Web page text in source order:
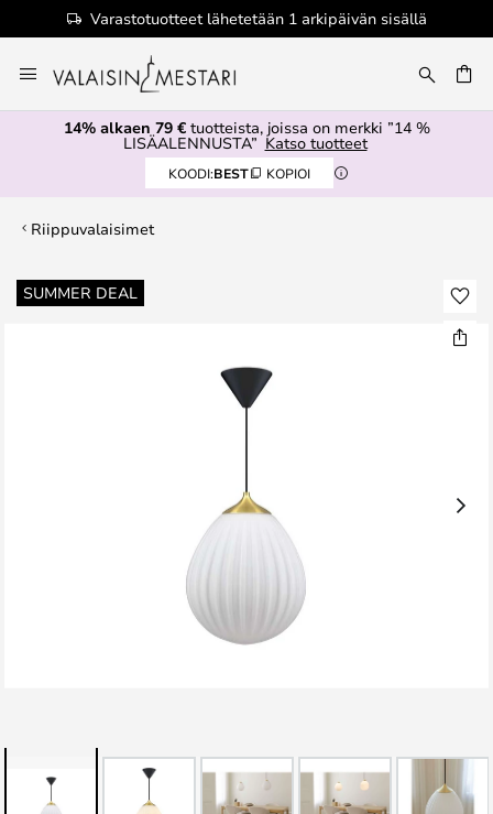
Varastotuotteet lähetetään 1 arkipäivän sisällä
to
Content
14% alkaen 79 €tuotteista, joissa on merkki ”14 %
LISÄALENNUSTA” Katso tuotteet
KOODI:BEST KOPIOI
Riippuvalaisimet
SUMMER DEAL
Skip
to